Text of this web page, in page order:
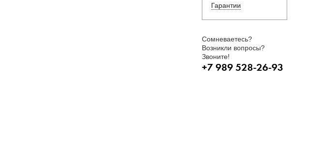
Гарантии
Сомневаетесь?
Возникли вопросы?
Звоните!
+7 989 528-26-93